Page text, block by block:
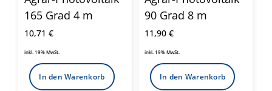
165 Grad 4 m
10,71 €
inkl. 19% MwSt.
In den Warenkorb
90 Grad 8 m
11,90€
inkl. 19% MwSt.
In den Warenkorb